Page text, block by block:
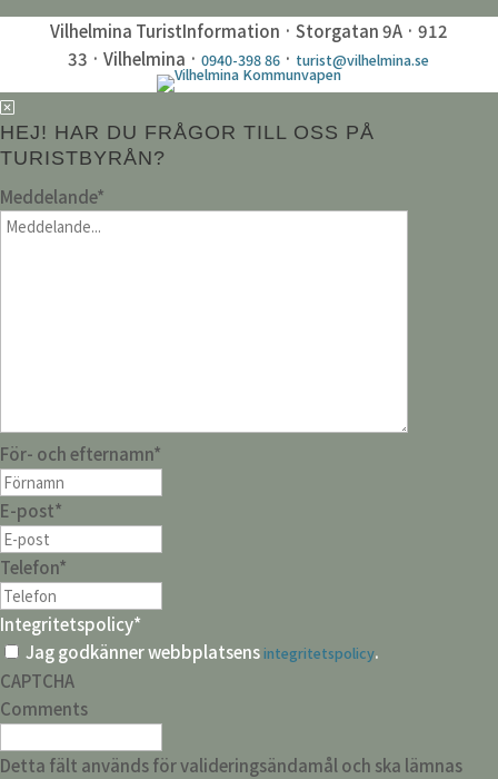
Vilhelmina TuristInformation · Storgatan 9A · 912
33 · Vilhelmina ·0940-398 86 · turist@vilhelmina.se
HEJ! HAR DU FRÅGOR TILL OSS PÅ
TURISTBYRÅN?
Meddelande*
För- och efternamn*
E-post*
Telefon*
Integritetspolicy*
Jag godkänner webbplatsensintegritetspolicy.
CAPTCHA
Comments
Detta fält används för valideringsändamål och ska lämnas